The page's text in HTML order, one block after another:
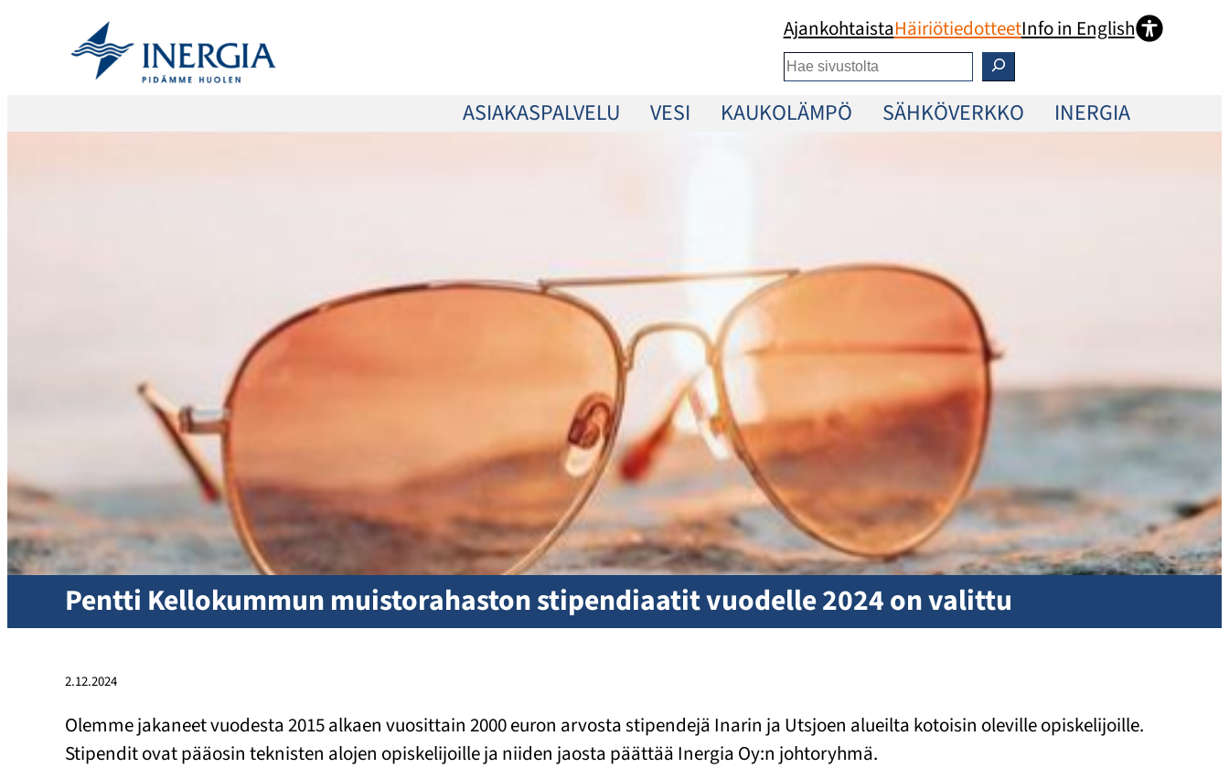
sisältöön
AjankohtaistaHäiriötiedotteetInfo in English
Etsi
ASIAKASPALVELU VESI KAUKOLÄMPÖ SÄHKÖVERKKO INERGIA
Pentti Kellokummun muistorahaston stipendiaatit vuodelle 2024 on valittu
2.12.2024
Olemme jakaneet vuodesta 2015 alkaen vuosittain 2000 euron arvosta stipendejä Inarin ja Utsjoen alueilta kotoisin oleville opiskelijoille.
Stipendit ovat pääosin teknisten alojen opiskelijoille ja niiden jaosta päättää Inergia Oy:n johtoryhmä.